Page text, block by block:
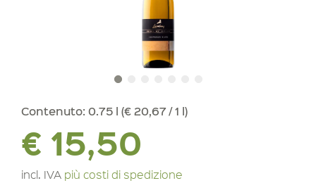
Contenuto: 0.75 l (€ 20,67 / 1 l)
€ 15,50
incl. IVA più costi di spedizione